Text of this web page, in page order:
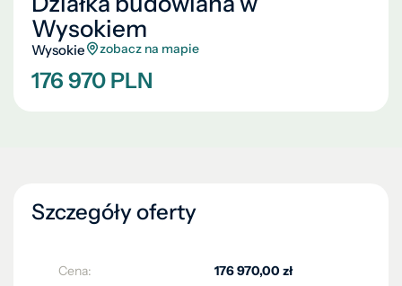
Wysokiem
Wysokie zobacz na mapie
176 970 PLN
Szczegóły oferty
Cena:
176 970,00 zł